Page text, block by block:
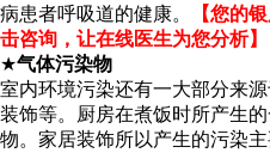
病患者呼吸道的健康。
【您的
击咨询，让在线医生为您分析】
★气体污染物
室内环境污染还有一大部分来
装饰等。厨房在煮饭时所产生
物。家居装饰所以产生的污染